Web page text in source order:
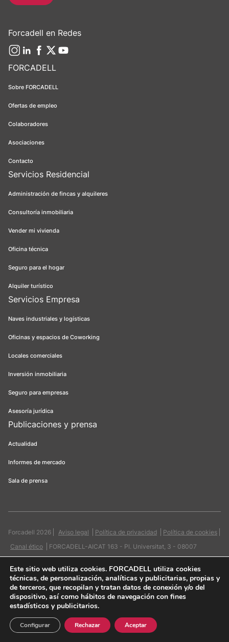
FORCADELL
Sobre FORCADELL
Ofertas de empleo
Colaboradores
Asociaciones
Contacto
Servicios Residencial
Administración de fincas y alquileres
Consultoría inmobiliaria
Vender mi vivienda
Oficina técnica
Seguro para el hogar
Alquiler turístico
Servicios Empresa
Naves industriales y logísticas
Oficinas y espacios de Coworking
Locales comerciales
Inversión inmobiliaria
Seguro para empresas
Asesoría jurídica
Publicaciones y prensa
Actualidad
Informes de mercado
Sala de prensa
Forcadell en Redes
Forcadell 2026 Aviso legal Política de privacidad
Política de cookies
Canal ético
FORCADELL-AICAT 163 - Pl. Universitat, 3 - 08007
Quiero contactar
Este sitio web utiliza cookies. FORCADELL utiliza cookies
técnicas, de personalización, analíticas y publicitarias, propias y
de terceros, que recopilan y tratan datos de conexión y/o del
dispositivo, así como hábitos de navegación con fines
estadísticos y publicitarios.
Aceptar
Rechazar
Configurar